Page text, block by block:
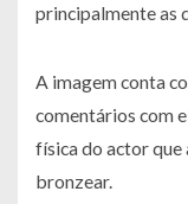
principalmente as
A imagem conta
comentários com
física do actor
bronzear.